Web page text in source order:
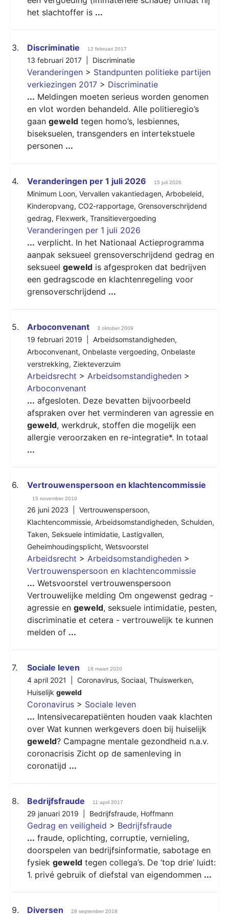
het slachtoffer is ...
3. Discriminatie 12 februari 2017
13 februari 2017 | Discriminatie
Veranderingen > Standpunten politieke partijen
verkiezingen 2017 > Discriminatie
... Meldingen moeten serieus worden genomen
en vlot worden behandeld. Alle politieregio’s
gaan geweld tegen homo’s, lesbiennes,
biseksuelen, transgenders en intertekstuele
personen ...
4. Veranderingen per 1 juli 2026 15 juli 2026
Minimum Loon, Vervallen vakantiedagen, Arbobeleid,
Kinderopvang, CO2-rapportage, Grensoverschrijdend
gedrag, Flexwerk, Transitievergoeding
Veranderingen per 1 juli 2026
... verplicht. In het Nationaal Actieprogramma
aanpak seksueel grensoverschrijdend gedrag en
seksueel geweld is afgesproken dat bedrijven
een gedragscode en klachtenregeling voor
grensoverschrijdend ...
5. Arboconvenant 3 oktober 2009
19 februari 2019 | Arbeidsomstandigheden,
Arboconvenant, Onbelaste vergoeding, Onbelaste
verstrekking, Ziekteverzuim
Arbeidsrecht > Arbeidsomstandigheden >
Arboconvenant
... afgesloten. Deze bevatten bijvoorbeeld
afspraken over het verminderen van agressie en
geweld, werkdruk, stoffen die mogelijk een
allergie veroorzaken en re-integratie*. In totaal
...
6. Vertrouwenspersoon en klachtencommissie
15 november 2010
26 juni 2023 | Vertrouwenspersoon,
Klachtencommissie, Arbeidsomstandigheden, Schulden,
Taken, Seksuele intimidatie, Lastigvallen,
Geheimhoudingsplicht, Wetsvoorstel
Arbeidsrecht > Arbeidsomstandigheden >
Vertrouwenspersoon en klachtencommissie
... Wetsvoorstel vertrouwenspersoon
Vertrouwelijke melding Om ongewenst gedrag -
agressie en geweld, seksuele intimidatie, pesten,
discriminatie et cetera - vertrouwelijk te kunnen
melden of ...
7. Sociale leven 18 maart 2020
4 april 2021 | Coronavirus, Sociaal, Thuiswerken,
Huiselijk geweld
Coronavirus > Sociale leven
... Intensivecarepatiënten houden vaak klachten
over Wat kunnen werkgevers doen bij huiselijk
geweld? Campagne mentale gezondheid n.a.v.
coronacrisis Zicht op de samenleving in
coronatijd ...
8. Bedrijfsfraude 11 april 2017
29 januari 2019 | Bedrijfsfraude, Hoffmann
Gedrag en veiligheid > Bedrijfsfraude
... fraude, oplichting, corruptie, vernieling,
doorspelen van bedrijfsinformatie, sabotage en
fysiek geweld tegen collega’s. De ‘top drie’ luidt:
1. privé gebruik of diefstal van eigendommen ...
9. Diversen 28 september 2018